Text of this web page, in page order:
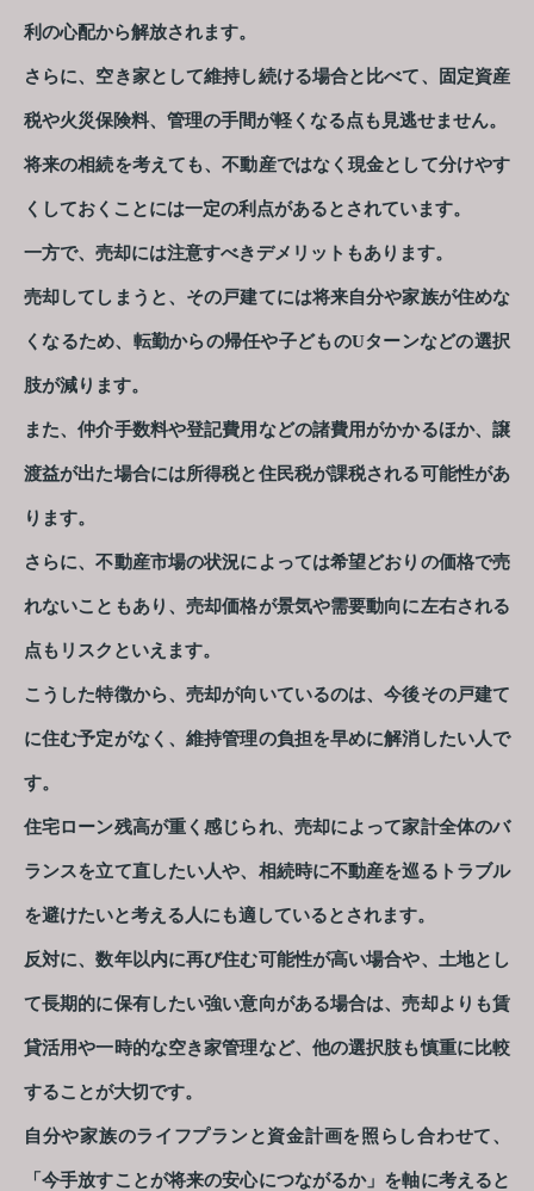
利の心配から解放されます。
さらに、空き家として維持し続ける場合と比べて、固定資産
税や火災保険料、管理の手間が軽くなる点も見逃せません。
将来の相続を考えても、不動産ではなく現金として分けやす
くしておくことには一定の利点があるとされています。
一方で、売却には注意すべきデメリットもあります。
売却してしまうと、その戸建てには将来自分や家族が住めな
くなるため、転勤からの帰任や子どものUターンなどの選択
肢が減ります。
また、仲介手数料や登記費用などの諸費用がかかるほか、譲
渡益が出た場合には所得税と住民税が課税される可能性があ
ります。
さらに、不動産市場の状況によっては希望どおりの価格で売
れないこともあり、売却価格が景気や需要動向に左右される
点もリスクといえます。
こうした特徴から、売却が向いているのは、今後その戸建て
に住む予定がなく、維持管理の負担を早めに解消したい人で
す。
住宅ローン残高が重く感じられ、売却によって家計全体のバ
ランスを立て直したい人や、相続時に不動産を巡るトラブル
を避けたいと考える人にも適しているとされます。
反対に、数年以内に再び住む可能性が高い場合や、土地とし
て長期的に保有したい強い意向がある場合は、売却よりも賃
貸活用や一時的な空き家管理など、他の選択肢も慎重に比較
することが大切です。
自分や家族のライフプランと資金計画を照らし合わせて、
「今手放すことが将来の安心につながるか」を軸に考えると